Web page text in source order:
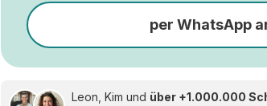
per WhatsApp
Leon, Kim und über +1.000.000